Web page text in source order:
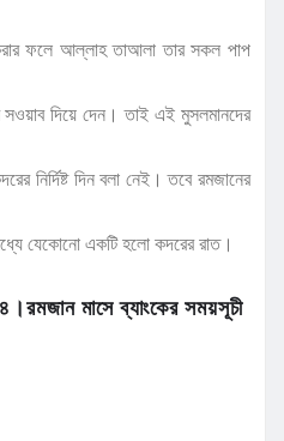
ফলে আল্লাহ তাআলা তার সকল পাপ
সওয়াব দিয়ে দেন। তাই এই মুসলমানদের
নির্দিষ্ট দিন বলা নেই। তবে রমজানের
যেকোনো একটি হলো কদরের রাত।
মাসে ব্যাংকের সময়সূচী